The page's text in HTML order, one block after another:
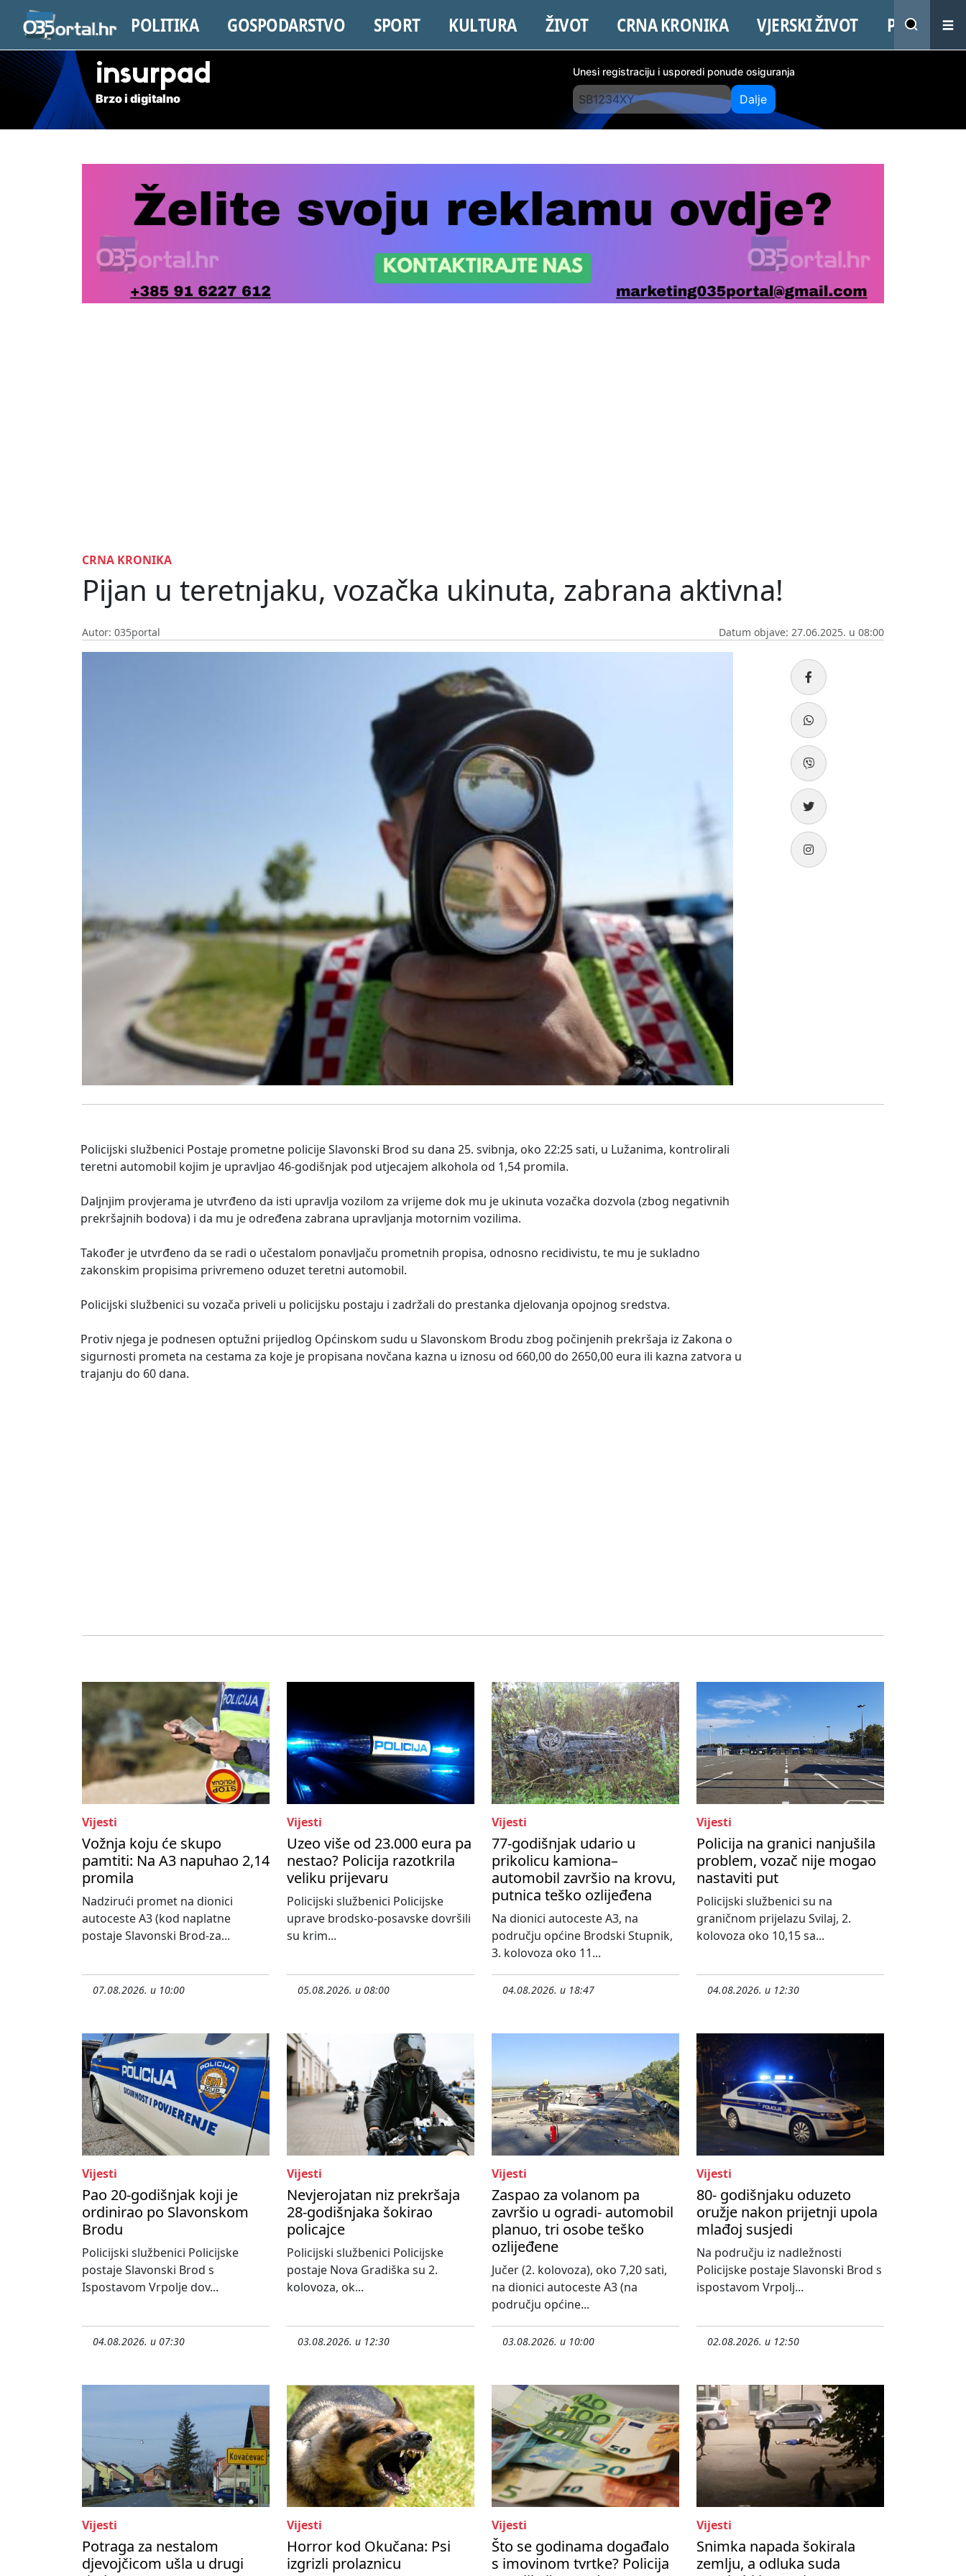
POLITIKA GOSPODARSTVO SPORT KULTURA ŽIVOT CRNA KRONIKA VJERSKI ŽIVOT PROMO
insurpad
Brzo i digitalno
Unesi registraciju i usporedi ponude osiguranja
Dalje
CRNA KRONIKA
Pijan u teretnjaku, vozačka ukinuta, zabrana aktivna!
Autor: 035portal Datum objave: 27.06.2025. u 08:00
Policijski službenici Postaje prometne policije Slavonski Brod su dana 25. svibnja, oko 22:25 sati, u Lužanima, kontrolirali
teretni automobil kojim je upravljao 46-godišnjak pod utjecajem alkohola od 1,54 promila.
Daljnjim provjerama je utvrđeno da isti upravlja vozilom za vrijeme dok mu je ukinuta vozačka dozvola (zbog negativnih
prekršajnih bodova) i da mu je određena zabrana upravljanja motornim vozilima.
Također je utvrđeno da se radi o učestalom ponavljaču prometnih propisa, odnosno recidivistu, te mu je sukladno
zakonskim propisima privremeno oduzet teretni automobil.
Policijski službenici su vozača priveli u policijsku postaju i zadržali do prestanka djelovanja opojnog sredstva.
Protiv njega je podnesen optužni prijedlog Općinskom sudu u Slavonskom Brodu zbog počinjenih prekršaja iz Zakona o
sigurnosti prometa na cestama za koje je propisana novčana kazna u iznosu od 660,00 do 2650,00 eura ili kazna zatvora u
trajanju do 60 dana.
Vijesti
Vožnja koju će skupo
pamtiti: Na A3 napuhao 2,14
promila
Nadzirući promet na dionici
autoceste A3 (kod naplatne
postaje Slavonski Brod-za...
07.08.2026. u 10:00
Vijesti
Uzeo više od 23.000 eura pa
nestao? Policija razotkrila
veliku prijevaru
Policijski službenici Policijske
uprave brodsko-posavske dovršili
su krim...
05.08.2026. u 08:00
Vijesti
77-godišnjak udario u
prikolicu kamiona–
automobil završio na krovu,
putnica teško ozlijeđena
Na dionici autoceste A3, na
području općine Brodski Stupnik,
3. kolovoza oko 11...
04.08.2026. u 18:47
Vijesti
Policija na granici nanjušila
problem, vozač nije mogao
nastaviti put
Policijski službenici su na
graničnom prijelazu Svilaj, 2.
kolovoza oko 10,15 sa...
04.08.2026. u 12:30
Vijesti
Pao 20-godišnjak koji je
ordinirao po Slavonskom
Brodu
Policijski službenici Policijske
postaje Slavonski Brod s
Ispostavom Vrpolje dov...
04.08.2026. u 07:30
Vijesti
Nevjerojatan niz prekršaja
28-godišnjaka šokirao
policajce
Policijski službenici Policijske
postaje Nova Gradiška su 2.
kolovoza, ok...
03.08.2026. u 12:30
Vijesti
Zaspao za volanom pa
završio u ogradi- automobil
planuo, tri osobe teško
ozlijeđene
Jučer (2. kolovoza), oko 7,20 sati,
na dionici autoceste A3 (na
području općine...
03.08.2026. u 10:00
Vijesti
80- godišnjaku oduzeto
oružje nakon prijetnji upola
mlađoj susjedi
Na području iz nadležnosti
Policijske postaje Slavonski Brod s
ispostavom Vrpolj...
02.08.2026. u 12:50
Vijesti
Potraga za nestalom
djevojčicom ušla u drugi
Vijesti
Horror kod Okučana: Psi
izgrizli prolaznicu
Vijesti
Što se godinama događalo
s imovinom tvrtke? Policija
Vijesti
Snimka napada šokirala
zemlju, a odluka suda